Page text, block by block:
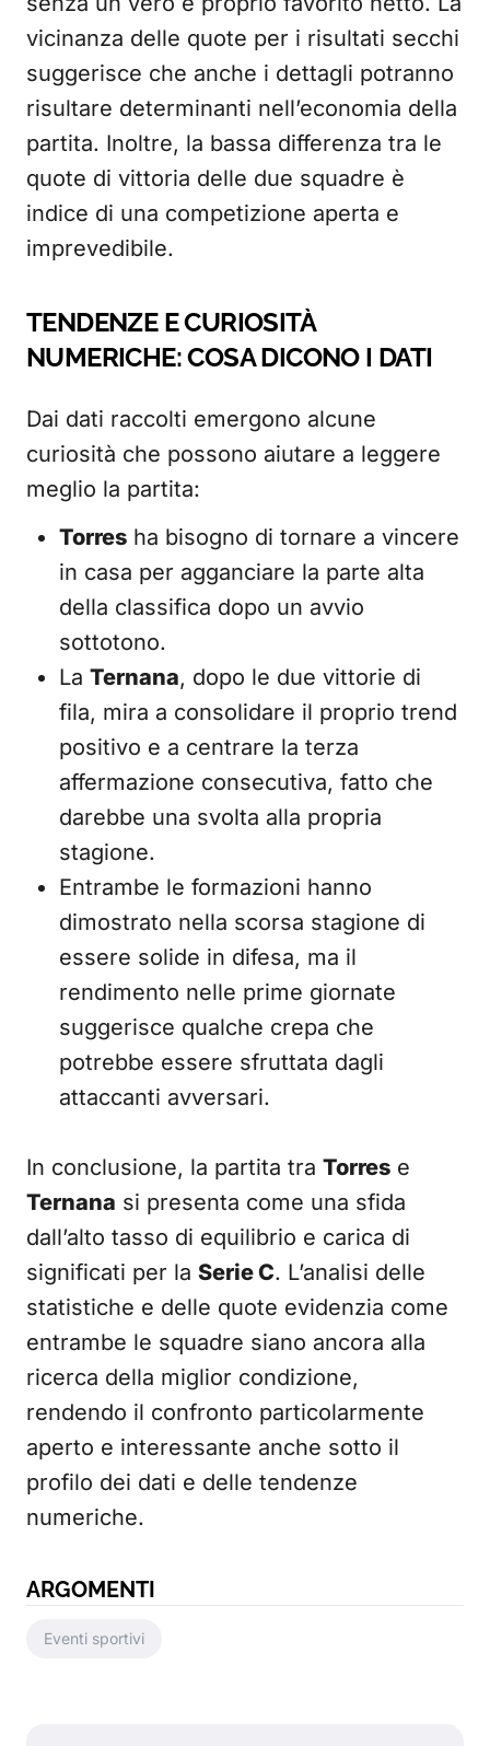
vicinanza delle quote per i risultati secchi
suggerisce che anche i dettagli potranno
risultare determinanti nell’economia della
partita. Inoltre, la bassa differenza tra le
quote di vittoria delle due squadre è
indice di una competizione aperta e
imprevedibile.
TENDENZE E CURIOSITÀ
NUMERICHE: COSA DICONO I DATI
Dai dati raccolti emergono alcune
curiosità che possono aiutare a leggere
meglio la partita:
Torres ha bisogno di tornare a vincere
in casa per agganciare la parte alta
della classifica dopo un avvio
sottotono.
La Ternana, dopo le due vittorie di
fila, mira a consolidare il proprio trend
positivo e a centrare la terza
affermazione consecutiva, fatto che
darebbe una svolta alla propria
stagione.
Entrambe le formazioni hanno
dimostrato nella scorsa stagione di
essere solide in difesa, ma il
rendimento nelle prime giornate
suggerisce qualche crepa che
potrebbe essere sfruttata dagli
attaccanti avversari.
In conclusione, la partita tra Torres e
Ternana si presenta come una sfida
dall’alto tasso di equilibrio e carica di
significati per la Serie C. L’analisi delle
statistiche e delle quote evidenzia come
entrambe le squadre siano ancora alla
ricerca della miglior condizione,
rendendo il confronto particolarmente
aperto e interessante anche sotto il
profilo dei dati e delle tendenze
numeriche.
ARGOMENTI
Eventi sportivi